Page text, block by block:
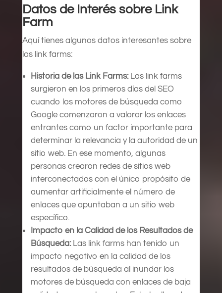
Datos de Interés sobre Link
Farm
Aquí tienes algunos datos interesantes sobre
las link farms:
Historia de las Link Farms:Las link farms
surgieron en los primeros días del SEO
cuando los motores de búsqueda como
Google comenzaron a valorar los enlaces
entrantes como un factor importante para
determinar la relevancia y la autoridad de un
sitio web. En ese momento, algunas
personas crearon redes de sitios web
interconectados con el único propósito de
aumentar artificialmente el número de
enlaces que apuntaban a un sitio web
específico.
Impacto en la Calidad de los Resultados de
Búsqueda:Las link farms han tenido un
impacto negativo en la calidad de los
resultados de búsqueda al inundar los
motores de búsqueda con enlaces de baja